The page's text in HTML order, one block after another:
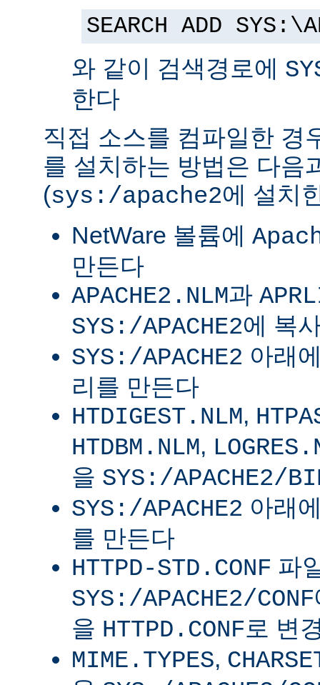
SEARCH ADD
와 같이 검색경로에
한다
직접 소스를 컴파일한 경
를 설치하는 방법은 다음
(sys:/apache2에 설치
NetWare 볼륨에
만든다
APACHE2.NLM과
SYS:/APACHE2에 복
SYS:/APACHE2 아래
리를 만든다
HTDIGEST.NLM,
HTDBM.NLM,
을 SYS:/APACHE2/
SYS:/APACHE2 아래
를 만든다
HTTPD-STD.CONF 파
SYS:/APACHE2/CONF
을 HTTPD.CONF 로 변
MIME.TYPES,